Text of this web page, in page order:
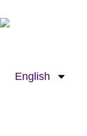
ke
English